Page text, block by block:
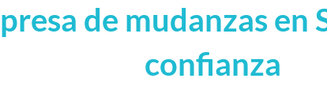
de mudanzas en
confianza